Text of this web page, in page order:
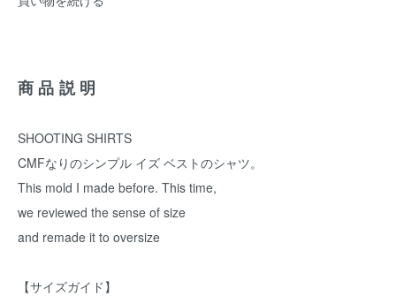
商品説明
SHOOTING SHIRTS
CMFなりのシンプル イズ ベストのシャツ。
This mold I made before. This time,
we reviewed the sense of size
and remade it to oversize
【サイズガイド】